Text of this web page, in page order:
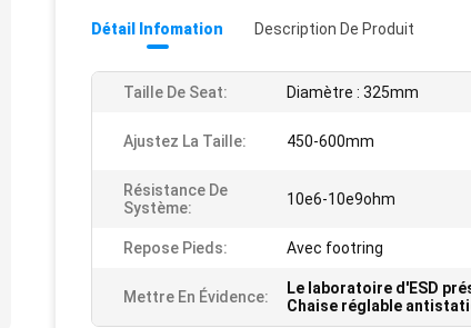
Détail Infomation Description De Produit
Taille De Seat: Diamètre : 325mm
Ajustez La Taille: 450-600mm
Résistance De
Système:
10e6-10e9ohm
Repose Pieds: Avec footring
Mettre En Évidence: Le laboratoire d'ESD
Chaise réglable